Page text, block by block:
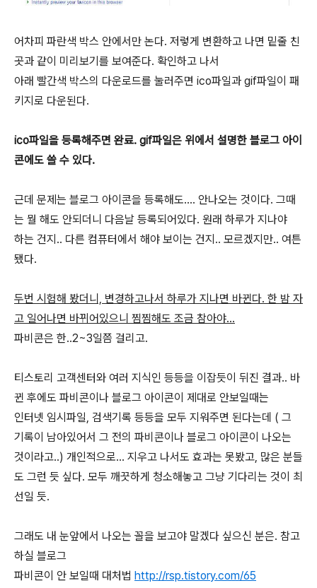
어차피 파란색 박스 안에서만 논다. 저렇게 변환하고 나면 밑줄 친
곳과 같이 미리보기를 보여준다. 확인하고 나서
아래 빨간색 박스의 다운로드를 눌러주면 ico파일과 gif파일이 패
키지로 다운된다.
ico파일을 등록해주면 완료. gif파일은 위에서 설명한 블로그 아이
콘에도 쓸 수 있다.
근데 문제는 블로그 아이콘을 등록해도.... 안나오는 것이다. 그때
는 뭘 해도 안되더니 다음날 등록되어있다. 원래 하루가 지나야
하는 건지.. 다른 컴퓨터에서 해야 보이는 건지.. 모르겠지만.. 여튼
됐다.
두번 시험해 봤더니, 변경하고나서 하루가 지나면 바뀐다. 한 밤 자
고 일어나면 바뀌어있으니 찜찜해도 조금 참아야...
파비콘은 한..2~3일쯤 걸리고.
티스토리 고객센터와 여러 지식인 등등을 이잡듯이 뒤진 결과.. 바
뀐 후에도 파비콘이나 블로그 아이콘이 제대로 안보일때는
인터넷 임시파일, 검색기록 등등을 모두 지워주면 된다는데 ( 그
기록이 남아있어서 그 전의 파비콘이나 블로그 아이콘이 나오는
것이라고..) 개인적으로... 지우고 나서도 효과는 못봤고, 많은 분들
도 그런 듯 싶다. 모두 깨끗하게 청소해놓고 그냥 기다리는 것이 최
선일 듯.
그래도 내 눈앞에서 나오는 꼴을 보고야 말겠다 싶으신 분은. 참고
하실 블로그
파비콘이 안 보일때 대처법 http://rsp.tistory.com/65